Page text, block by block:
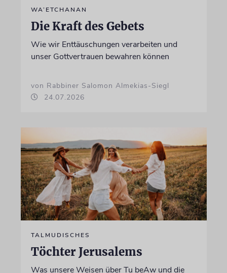
WA’ETCHANAN
Die Kraft des Gebets
Wie wir Enttäuschungen verarbeiten und
unser Gottvertrauen bewahren können
von Rabbiner Salomon Almekias-Siegl
24.07.2026
TALMUDISCHES
Töchter Jerusalems
Was unsere Weisen über Tu beAw und die